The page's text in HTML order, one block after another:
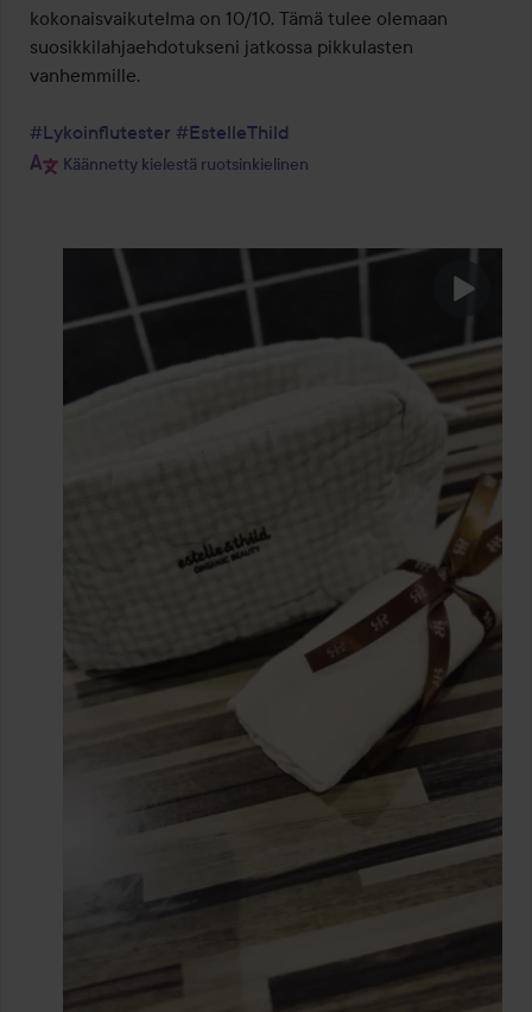
kokonaisvaikutelma on 10/10. Tämä tulee olemaan
suosikkilahjaehdotukseni jatkossa pikkulasten
vanhemmille.
#Lykoinflutester #EstelleThild
Käännetty kielestä ruotsinkielinen